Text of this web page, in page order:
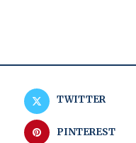
TWITTER
PINTEREST